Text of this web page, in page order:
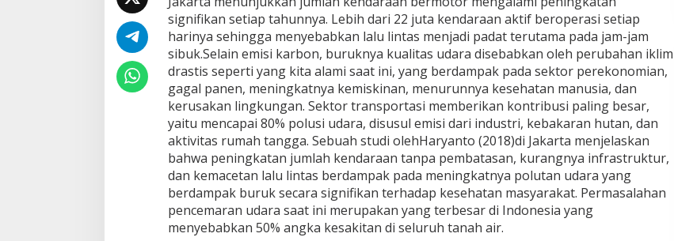
a
n
g
a
n
E
m
i
s
i
K
a
r
b
o
n
u
signifikan setiap tahunnya. Lebih dari 22 juta kendaraan aktif beroperasi setiap
harinya sehingga menyebabkan lalu lintas menjadi padat terutama pada jam-jam
sibuk.Selain emisi karbon, buruknya kualitas udara disebabkan oleh perubahan iklim
drastis seperti yang kita alami saat ini, yang berdampak pada sektor perekonomian,
gagal panen, meningkatnya kemiskinan, menurunnya kesehatan manusia, dan
kerusakan lingkungan. Sektor transportasi memberikan kontribusi paling besar,
yaitu mencapai 80% polusi udara, disusul emisi dari industri, kebakaran hutan, dan
aktivitas rumah tangga. Sebuah studi olehHaryanto (2018)di Jakarta menjelaskan
bahwa peningkatan jumlah kendaraan tanpa pembatasan, kurangnya infrastruktur,
dan kemacetan lalu lintas berdampak pada meningkatnya polutan udara yang
berdampak buruk secara signifikan terhadap kesehatan masyarakat. Permasalahan
pencemaran udara saat ini merupakan yang terbesar di Indonesia yang
menyebabkan 50% angka kesakitan di seluruh tanah air.